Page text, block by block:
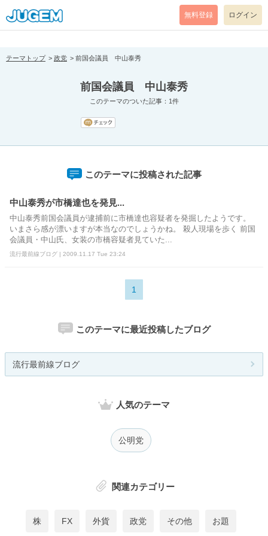
[pear_error: message="Success" code=0 mode=return level=notice
prefix="" info=""]
無料登録 ログイン
テーマトップ 政党 前国会議員 中山泰秀
前国会議員 中山泰秀
このテーマのついた記事：1件
このテーマに投稿された記事
中山泰秀が市橋達也を発見...
中山泰秀前国会議員が逮捕前に市橋達也容疑者を発掘したようです。
いまさら感が漂いますが本当なのでしょうかね。 殺人現場を歩く 前国
会議員・中山氏、女装の市橋容疑者見ていた...
流行最前線ブログ | 2009.11.17 Tue 23:24
1
このテーマに最近投稿したブログ
流行最前線ブログ
人気のテーマ
公明党
関連カテゴリー
株 FX 外貨 政党 その他 お題